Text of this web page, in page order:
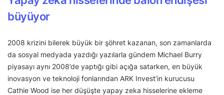
büyüyor
2008 krizini bilerek büyük bir şöhret kazanan, son zamanlarda
da sosyal medyada yazdığı yazılarla gündem Michael Burry
piyasayı aynı 2008’de yaptığı gibi açığa satarken, en büyük
inovasyon ve teknoloji fonlarından ARK Invest’in kurucusu
Cathie Wood ise her düşüşte yapay zeka hisselerine ekleme